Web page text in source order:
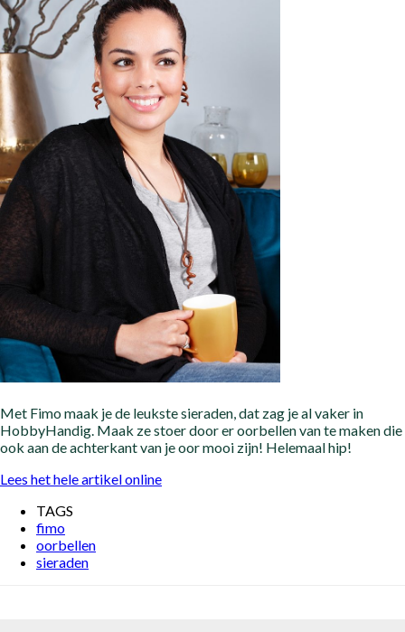
Met Fimo maak je de leukste sieraden, dat zag je al vaker in
HobbyHandig. Maak ze stoer door er oorbellen van te maken die
ook aan de achterkant van je oor mooi zijn! Helemaal hip!
Lees het hele artikel online
TAGS
fimo
oorbellen
sieraden